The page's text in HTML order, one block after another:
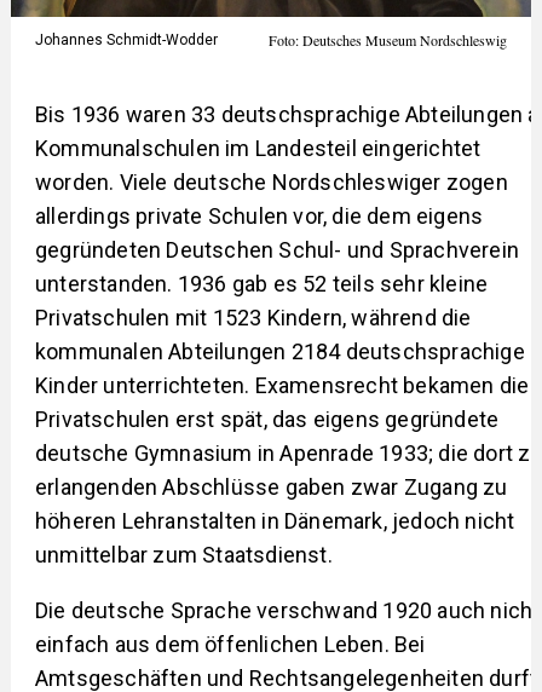
Johannes Schmidt-Wodder Foto: Deutsches Museum Nordschleswig
Bis 1936 waren 33 deutschsprachige Abteilungen
Kommunalschulen im Landesteil eingerichtet
worden. Viele deutsche Nordschleswiger zogen
allerdings private Schulen vor, die dem eigens
gegründeten Deutschen Schul- und Sprachverein
unterstanden. 1936 gab es 52 teils sehr kleine
Privatschulen mit 1523 Kindern, während die
kommunalen Abteilungen 2184 deutschsprachige
Kinder unterrichteten. Examensrecht bekamen die
Privatschulen erst spät, das eigens gegründete
deutsche Gymnasium in Apenrade 1933; die dort zu
erlangenden Abschlüsse gaben zwar Zugang zu
höheren Lehranstalten in Dänemark, jedoch nicht
unmittelbar zum Staatsdienst.
Die deutsche Sprache verschwand 1920 auch nicht
einfach aus dem öffenlichen Leben. Bei
Amtsgeschäften und Rechtsangelegenheiten